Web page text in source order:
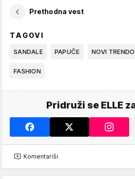
Prethodna vest
TAGOVI
SANDALE PAPUČE NOVI
FASHION
Pridruži se ELLE
Komentariši